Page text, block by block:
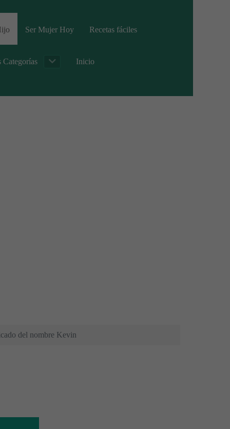
Ser Mujer Hoy Recetas fáciles
Categorías Inicio
del nombre Kevin